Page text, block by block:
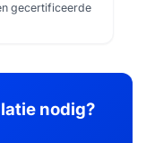
gecertificeerde
nodig?